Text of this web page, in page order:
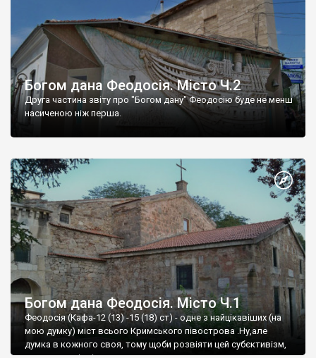
Богом дана Феодосія. Місто Ч.2
Друга частина звіту про "Богом дану" Феодосію буде не менш
насиченою ніж перша.
Богом дана Феодосія. Місто Ч.1
Феодосія (Кафа-12 (13) -15 (18) ст) - одне з найцікавіших (на
мою думку) міст всього Кримського півострова .Ну,але
думка в кожного своя, тому щоби розвіяти цей субєктивізм,